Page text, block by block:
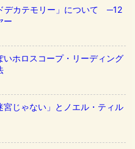
デカテモリー」について ─12
ー
いホロスコープ・リーディング
宮じゃない」とノエル・ティル